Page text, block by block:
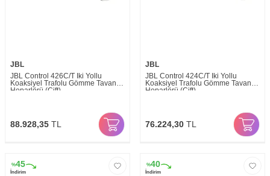
JBL
JBL Control 426C/T İki Yollu
Koaksiyel Trafolu Gömme Tavan
Hoparlörü (Çift)
88.928,35 TL
JBL
JBL Control 424C/T İki Yollu
Koaksiyel Trafolu Gömme Tavan
Hoparlörü (Çift)
76.224,30 TL
%45
İndirim
%40
İndirim